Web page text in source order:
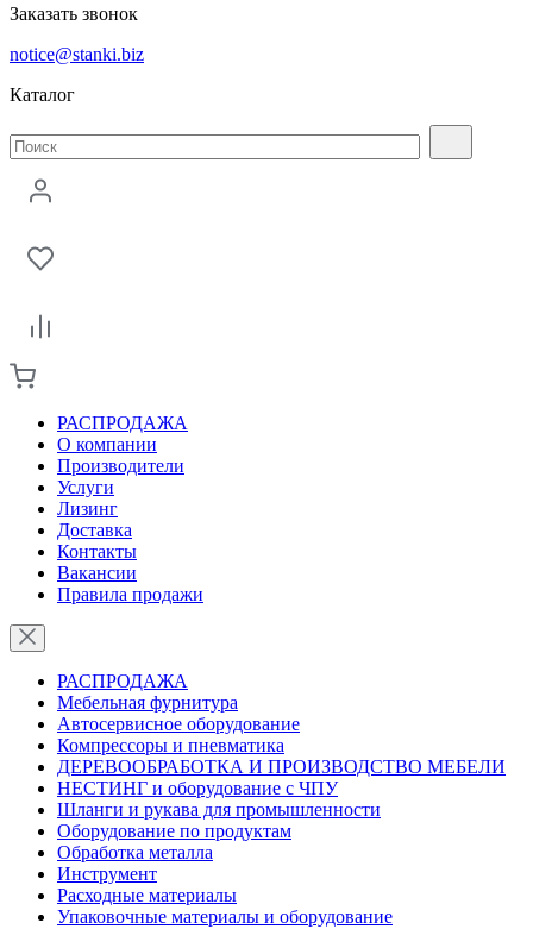
Заказать звонок
notice@stanki.biz
Каталог
РАСПРОДАЖА
О компании
Производители
Услуги
Лизинг
Доставка
Контакты
Вакансии
Правила продажи
РАСПРОДАЖА
Мебельная фурнитура
Автосервисное оборудование
Компрессоры и пневматика
ДЕРЕВООБРАБОТКА И ПРОИЗВОДСТВО МЕБЕЛИ
НЕСТИНГ и оборудование с ЧПУ
Шланги и рукава для промышленности
Оборудование по продуктам
Обработка металла
Инструмент
Расходные материалы
Упаковочные материалы и оборудование